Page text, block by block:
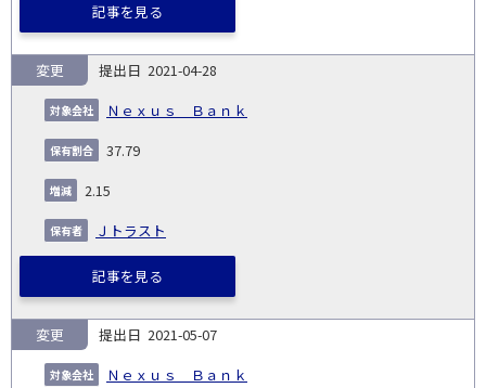
記事を見る
2021-04-28
Ｎｅｘｕｓ Ｂａｎｋ
変更
37.79
2.15
Ｊトラスト
記事を見る
2021-05-07
Ｎｅｘｕｓ Ｂａｎｋ
変更